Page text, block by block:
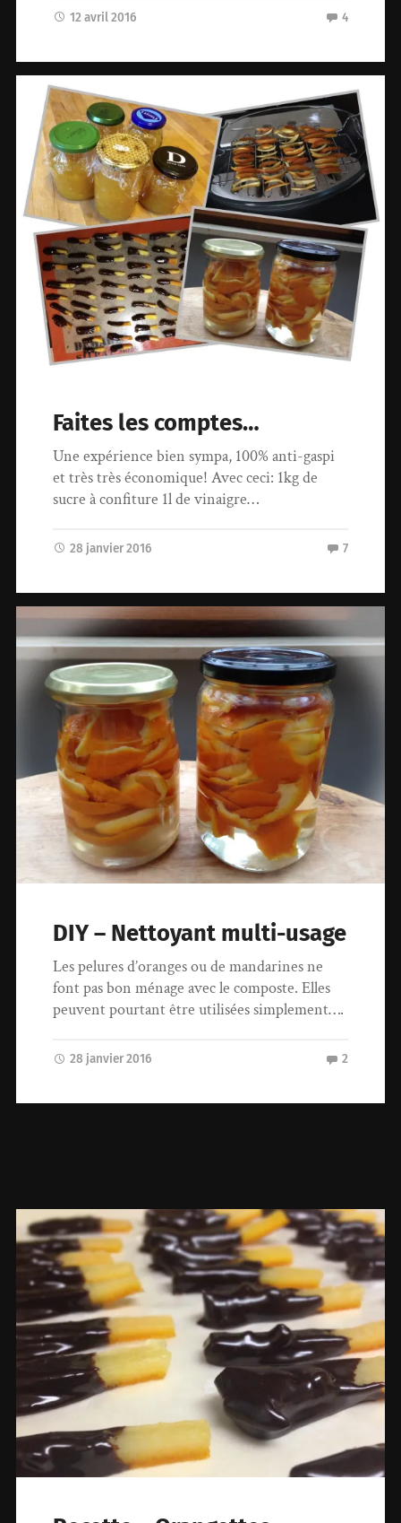
12 avril 2016 4
Faites les comptes…
Une expérience bien sympa, 100% anti-gaspi
et très très économique! Avec ceci: 1kg de
sucre à confiture 1l de vinaigre…
28 janvier 2016 7
DIY – Nettoyant multi-usage
Les pelures d’oranges ou de mandarines ne
font pas bon ménage avec le composte. Elles
peuvent pourtant être utilisées simplement….
28 janvier 2016 2